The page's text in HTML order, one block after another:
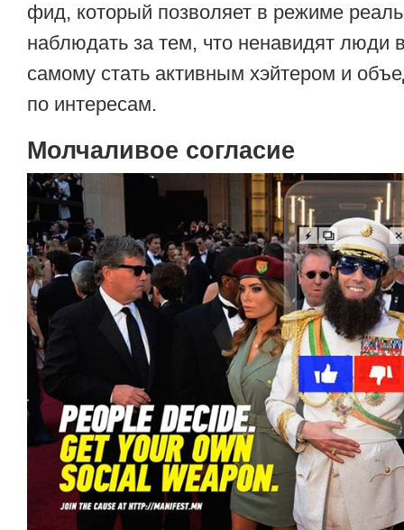
фид, который позволяет в режиме
наблюдать за тем, что ненавидят люди
самому стать активным хэйтером и
по интересам.
Молчаливое согласие